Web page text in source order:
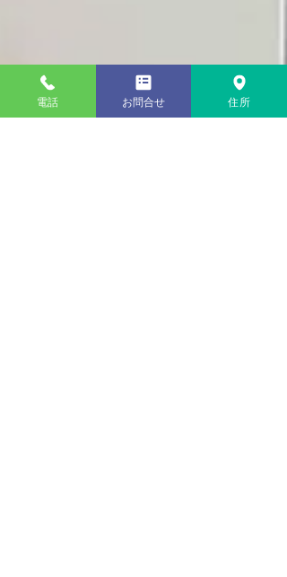
電話 お問合せ 住所